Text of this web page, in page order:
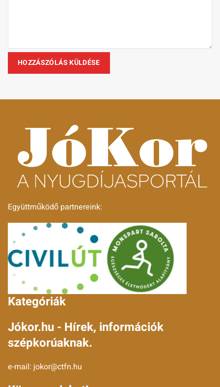
Együttműködő partnereink:
Kategóriák
Jókor.hu - Hírek, információk
szépkorúaknak.
e-mail: jokor@ctfn.hu